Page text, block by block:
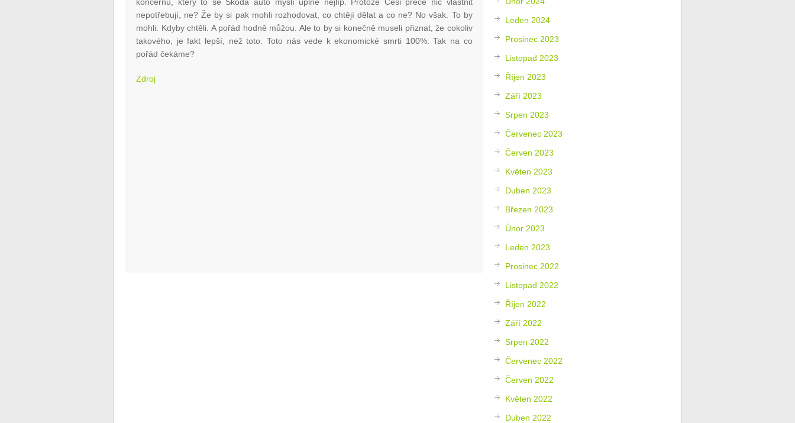
nepotřebují, ne? Že by si pak mohli rozhodovat, co chtějí dělat a co ne? No však. To by
mohli. Kdyby chtěli. A pořád hodně můžou. Ale to by si konečně museli přiznat, že cokoliv
takového, je fakt lepší, než toto. Toto nás vede k ekonomické smrti 100%. Tak na co
pořád čekáme?
Zdroj
Leden 2024
Prosinec 2023
Listopad 2023
Říjen 2023
Září 2023
Srpen 2023
Červenec 2023
Červen 2023
Květen 2023
Duben 2023
Březen 2023
Únor 2023
Leden 2023
Prosinec 2022
Listopad 2022
Říjen 2022
Září 2022
Srpen 2022
Červenec 2022
Červen 2022
Květen 2022
Duben 2022